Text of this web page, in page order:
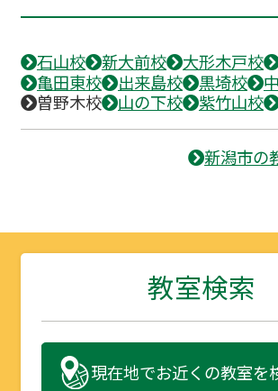
石山校 新大前校 大形木戸校
亀田東校
出来島校 黒埼校
曽野木校
山の下校 紫竹山校
新潟市の
教室検索
現在地でお近くの教室を